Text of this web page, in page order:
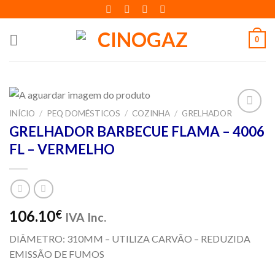
to
content
0
Adicionar
aos meus
INÍCIO / PEQ DOMÉSTICOS / COZINHA / GRELHADOR
GRELHADOR BARBECUE FLAMA – 4006
FL – VERMELHO
106.10€ IVA Inc.
DIÂMETRO: 310MM – UTILIZA CARVÃO – REDUZIDA
EMISSÃO DE FUMOS